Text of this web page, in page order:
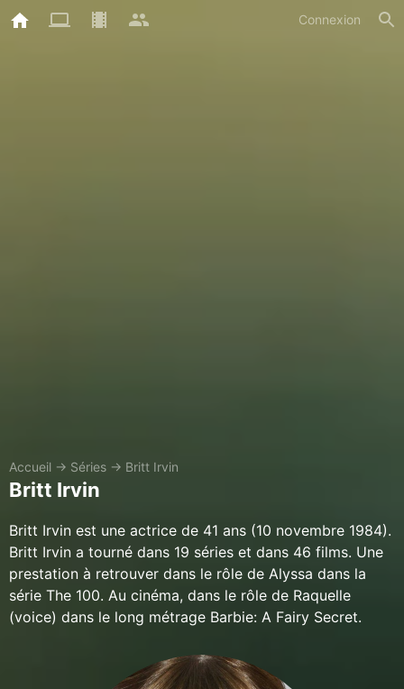
Connexion
Accueil → Séries → Britt Irvin
Britt Irvin
Britt Irvin est une actrice de 41 ans (10 novembre 1984).
Britt Irvin a tourné dans 19 séries et dans 46 films. Une
prestation à retrouver dans le rôle de Alyssa dans la
série The 100. Au cinéma, dans le rôle de Raquelle
(voice) dans le long métrage Barbie: A Fairy Secret.